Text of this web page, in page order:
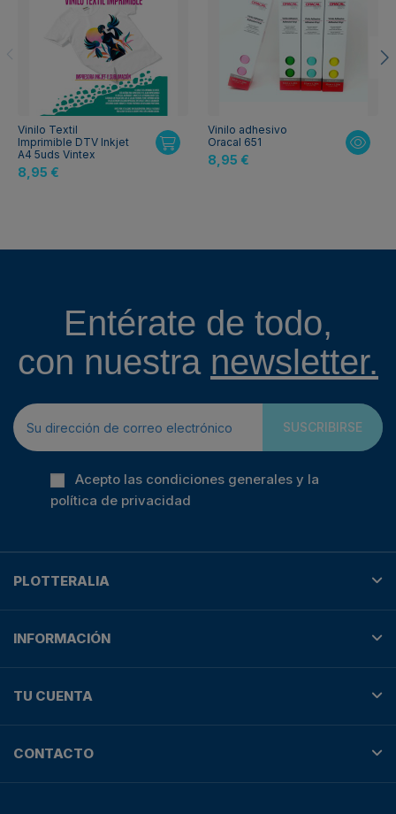
Vinilo Textil
Imprimible DTV Inkjet
A4 5uds Vintex
8,95 €
Vinilo adhesivo
Oracal 651
8,95 €
Entérate de todo,
con nuestra newsletter.
SUSCRIBIRSE
Acepto las condiciones generales y la
política de privacidad
PLOTTERALIA
INFORMACIÓN
TU CUENTA
CONTACTO